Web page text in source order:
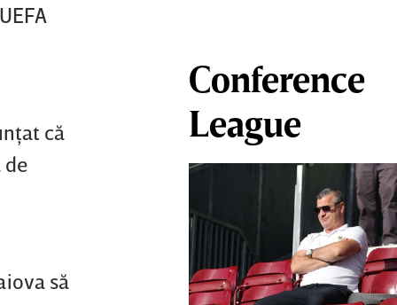
că
de
să
Conference
League